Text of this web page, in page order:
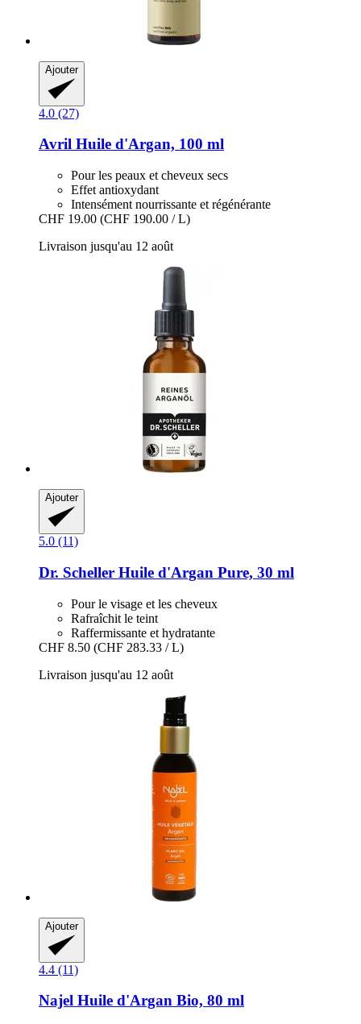
Ajouter
4.0 (27)
Avril Huile d'Argan, 100 ml
Pour les peaux et cheveux secs
Effet antioxydant
Intensément nourrissante et régénérante
CHF 19.00 (CHF 190.00 / L)
Livraison jusqu'au 12 août
Ajouter
5.0 (11)
Dr. Scheller Huile d'Argan Pure, 30 ml
Pour le visage et les cheveux
Rafraîchit le teint
Raffermissante et hydratante
CHF 8.50 (CHF 283.33 / L)
Livraison jusqu'au 12 août
Ajouter
4.4 (11)
Najel Huile d'Argan Bio, 80 ml